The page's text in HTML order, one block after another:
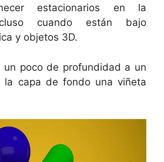
estacionarios en la
cuando están bajo
y objetos 3D.
un poco de profundidad a un
la capa de fondo una viñeta